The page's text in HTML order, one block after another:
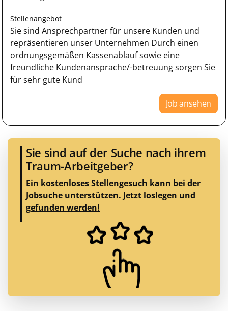
Stellenangebot
Sie sind Ansprechpartner für unsere Kunden und
repräsentieren unser Unternehmen Durch einen
ordnungsgemäßen Kassenablauf sowie eine
freundliche Kundenansprache/-betreuung sorgen Sie
für sehr gute Kund
Job ansehen
Sie sind auf der Suche nach ihrem
Traum-Arbeitgeber?
Ein kostenloses Stellengesuch kann bei der
Jobsuche unterstützen. Jetzt loslegen und
gefunden werden!